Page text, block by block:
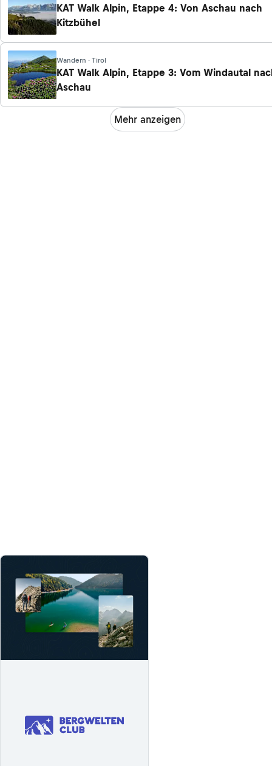
KAT Walk Alpin, Etappe 4: Von Aschau nach
Kitzbühel
Wandern · Tirol
KAT Walk Alpin, Etappe 3: Vom Windautal
Aschau
Mehr anzeigen